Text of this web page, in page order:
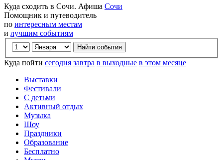
Куда сходить в Сочи. Афиша Сочи
Помощник и путеводитель
по интересным местам
и лучшим событиям
Куда пойти сегодня завтра в выходные в этом месяце
Выставки
Фестивали
С детьми
Активный отдых
Музыка
Шоу
Праздники
Образование
Бесплатно